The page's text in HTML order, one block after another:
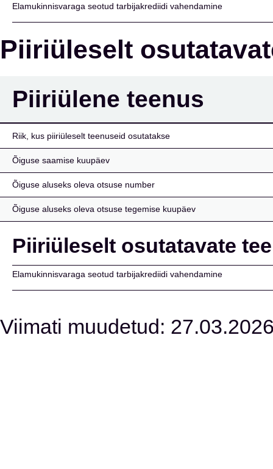
Elamukinnisvaraga seotud tarbijakrediidi vahendamine
Piiriüleselt
Piiriülene teenus
Riik, kus piiriüleselt teenuseid osutatakse
Õiguse saamise kuupäev
Õiguse aluseks oleva otsuse number
Õiguse aluseks oleva otsuse tegemise kuupäev
Piiriüleselt osutatavate
Elamukinnisvaraga seotud tarbijakrediidi vahendamine
Viimati muudetud: